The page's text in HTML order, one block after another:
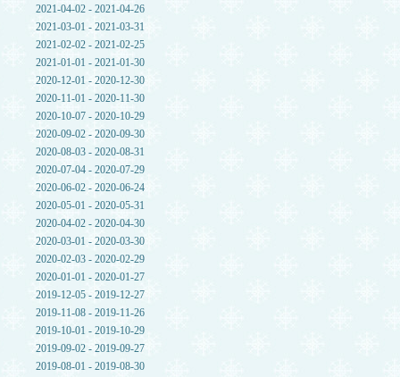
2021-04-02 - 2021-04-26
2021-03-01 - 2021-03-31
2021-02-02 - 2021-02-25
2021-01-01 - 2021-01-30
2020-12-01 - 2020-12-30
2020-11-01 - 2020-11-30
2020-10-07 - 2020-10-29
2020-09-02 - 2020-09-30
2020-08-03 - 2020-08-31
2020-07-04 - 2020-07-29
2020-06-02 - 2020-06-24
2020-05-01 - 2020-05-31
2020-04-02 - 2020-04-30
2020-03-01 - 2020-03-30
2020-02-03 - 2020-02-29
2020-01-01 - 2020-01-27
2019-12-05 - 2019-12-27
2019-11-08 - 2019-11-26
2019-10-01 - 2019-10-29
2019-09-02 - 2019-09-27
2019-08-01 - 2019-08-30